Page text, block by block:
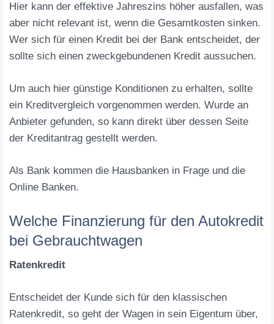
Hier kann der effektive Jahreszins höher ausfallen, was
aber nicht relevant ist, wenn die Gesamtkosten sinken.
Wer sich für einen Kredit bei der Bank entscheidet, der
sollte sich einen zweckgebundenen Kredit aussuchen.
Um auch hier günstige Konditionen zu erhalten, sollte
ein Kreditvergleich vorgenommen werden. Wurde an
Anbieter gefunden, so kann direkt über dessen Seite
der Kreditantrag gestellt werden.
Als Bank kommen die Hausbanken in Frage und die
Online Banken.
Welche Finanzierung für den Autokredit
bei Gebrauchtwagen
Ratenkredit
Entscheidet der Kunde sich für den klassischen
Ratenkredit, so geht der Wagen in sein Eigentum über,